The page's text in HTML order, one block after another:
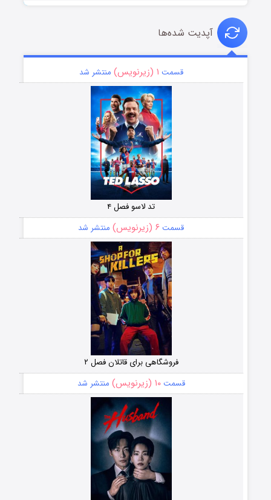
آپدیت شده‌ها
قسمت ۱ (زیرنویس) منتشر شد
تد لاسو فصل ۴
قسمت ۶ (زیرنویس) منتشر شد
فروشگاهی برای قاتلان فصل ۲
قسمت۱۰ (زیرنویس) منتشر شد